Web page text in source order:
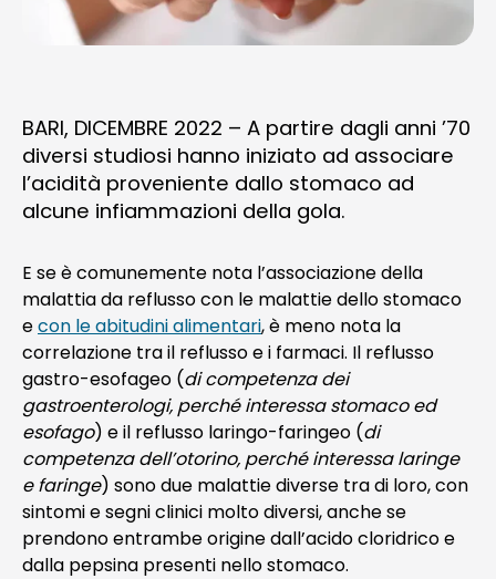
BARI, DICEMBRE 2022 – A partire dagli anni ’70
diversi studiosi hanno iniziato ad associare
l’acidità proveniente dallo stomaco ad
alcune infiammazioni della gola.
E se è comunemente nota l’associazione della
malattia da reflusso con le malattie dello stomaco
econ le abitudini alimentari, è meno nota la
correlazione tra il reflusso e i farmaci. Il reflusso
gastro-esofageo (di competenza dei
gastroenterologi, perché interessa stomaco ed
esofago) e il reflusso laringo-faringeo (di
competenza dell’otorino, perché interessa laringe
e faringe) sono due malattie diverse tra di loro, con
sintomi e segni clinici molto diversi, anche se
prendono entrambe origine dall’acido cloridrico e
dalla pepsina presenti nello stomaco.